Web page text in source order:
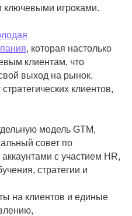
ключевыми игроками.
, которая настолько
клиентам, что
выход на рынок.
клиентов,
модель GTM,
совет по
с участием HR,
стратегии и
на клиентов и единые